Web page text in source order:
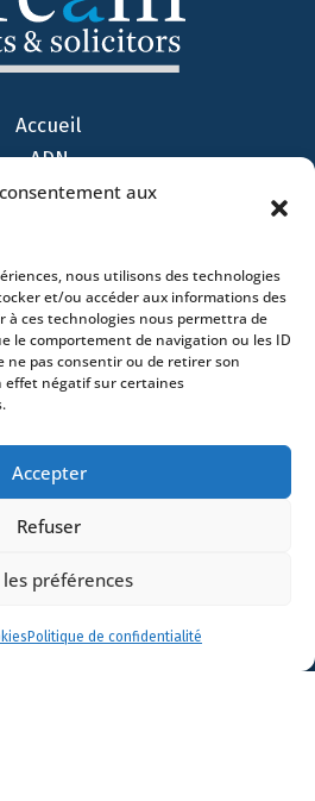
aux
nous utilisons des technologies
et/ou accéder aux informations des
à ces technologies nous permettra de
le comportement de navigation ou les ID
ne pas consentir ou de retirer son
négatif sur certaines
Accepter
Refuser
préférences
Politique de confidentialité
Accueil
ADN
Activités
Avocats
Actualités
Contact
VII – 75009 Paris – France –
– 13008 Marseille – France –
Bordeaux – France -